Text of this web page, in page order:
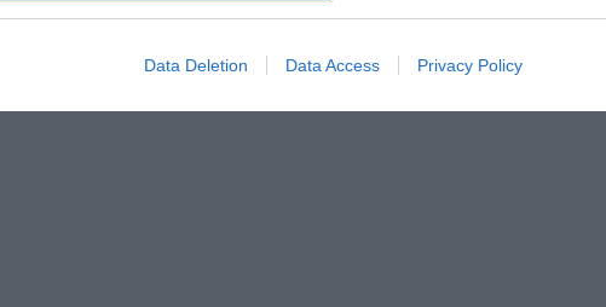
Data Deletion Data Access Privacy Policy